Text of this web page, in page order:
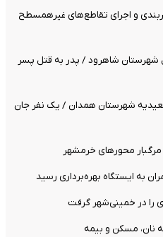
و اجرای تقاطع‌های غیرهمسطح
شهرستان شاهرود / پدر به قتل پسر
شهرستان همدان / یک نفر جان
به ایستگاه بهره‌برداری رسید
نان، مسکن و بیمه